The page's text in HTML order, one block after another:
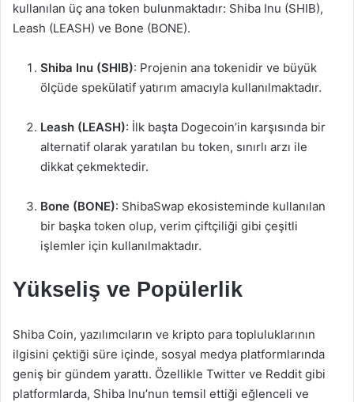
kullanılan üç ana token bulunmaktadır: Shiba Inu (SHIB),
Leash (LEASH) ve Bone (BONE).
Shiba Inu (SHIB): Projenin ana tokenidir ve büyük
ölçüde spekülatif yatırım amacıyla kullanılmaktadır.
Leash (LEASH): İlk başta Dogecoin’in karşısında bir
alternatif olarak yaratılan bu token, sınırlı arzı ile
dikkat çekmektedir.
Bone (BONE): ShibaSwap ekosisteminde kullanılan
bir başka token olup, verim çiftçiliği gibi çeşitli
işlemler için kullanılmaktadır.
Yükseliş ve Popülerlik
Shiba Coin, yazılımcıların ve kripto para topluluklarının
ilgisini çektiği süre içinde, sosyal medya platformlarında
geniş bir gündem yarattı. Özellikle Twitter ve Reddit gibi
platformlarda, Shiba Inu’nun temsil ettiği eğlenceli ve